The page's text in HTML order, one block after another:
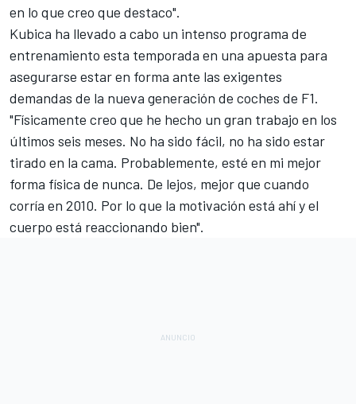
en lo que creo que destaco".
Kubica ha llevado a cabo un intenso programa de
entrenamiento esta temporada en una apuesta para
asegurarse estar en forma ante las exigentes
demandas de la nueva generación de coches de F1.
"Físicamente creo que he hecho un gran trabajo en los
últimos seis meses. No ha sido fácil, no ha sido estar
tirado en la cama. Probablemente, esté en mi mejor
forma física de nunca. De lejos, mejor que cuando
corría en 2010. Por lo que la motivación está ahí y el
cuerpo está reaccionando bien".